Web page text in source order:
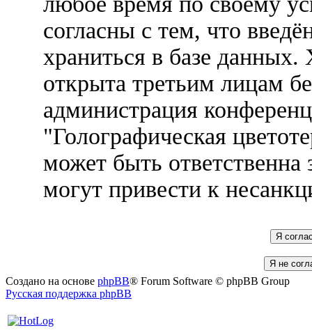
согласны с тем, что
храниться в базе
открыта третьим лицам
администрация
"Голографическая
может быть ответственна
могут привести к
Создано на основе phpBB® Forum Software © phpBB Group
Русская поддержка phpBB